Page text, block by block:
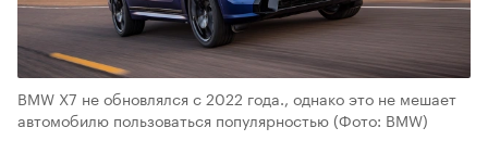
BMW X7 не обновлялся с 2022 года., однако это не мешает
автомобилю пользоваться популярностью(Фото: BMW)